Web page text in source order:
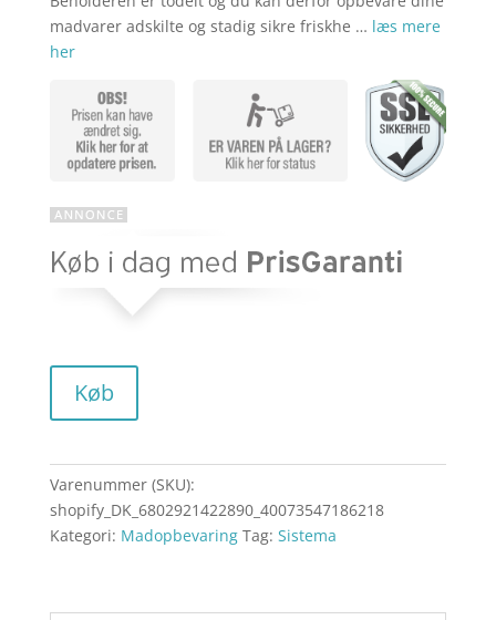
kr. 31,96.
madvarer adskilte og stadig sikre friskhe … læs mere
her
Køb
Varenummer (SKU):
shopify_DK_6802921422890_40073547186218
Kategori: Madopbevaring Tag: Sistema